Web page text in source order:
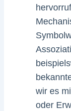
wir es
oder